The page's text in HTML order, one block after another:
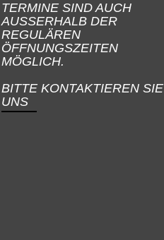
TERMINE SIND AUCH
AUSSERHALB DER
REGULÄREN
ÖFFNUNGSZEITEN
MÖGLICH.
BITTE KONTAKTIEREN SIE
UNS